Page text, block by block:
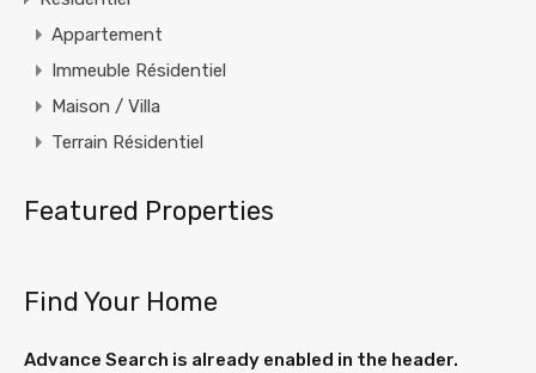
Appartement
Immeuble Résidentiel
Maison / Villa
Terrain Résidentiel
Featured Properties
Find Your Home
Advance Search is already enabled in the header.